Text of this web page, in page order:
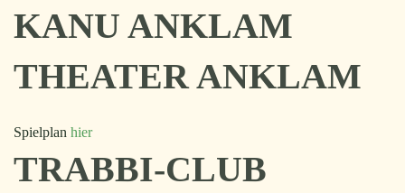
KANU ANKLAM
THEATER ANKLAM
Spielplan hier
TRABBI-CLUB